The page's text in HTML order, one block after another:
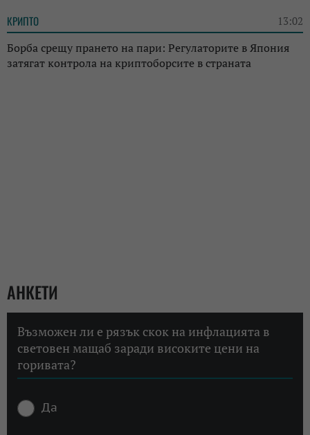
КРИПТО 13:02
Борба срещу прането на пари: Регулаторите в Япония
затягат контрола на криптоборсите в страната
АНКЕТИ
Възможен ли е рязък скок на инфлацията в
световен мащаб заради високите цени на
горивата?
Да